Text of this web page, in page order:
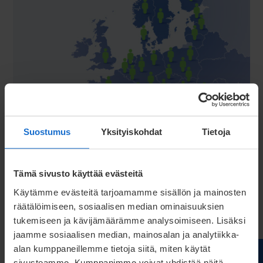
Suostumus Yksityiskohdat Tietoja
Tämä sivusto käyttää evästeitä
Käytämme evästeitä tarjoamamme sisällön ja mainosten
räätälöimiseen, sosiaalisen median ominaisuuksien
tukemiseen ja kävijämäärämme analysoimiseen. Lisäksi
jaamme sosiaalisen median, mainosalan ja analytiikka-
alan kumppaneillemme tietoja siitä, miten käytät
Tehtaan tarkkaa sijaintia vielä pohditaan ja myös
päätökseen. Millaisia suunnitelmia Teillä on ja miten
voisimme olla Teille entistä paremmin avuksi?
Millaista teknologiaa ja lisäpalveluita kaipaisitte?
Mikä olisi hyvä sijainti uudelle tehtaallemme?
Me kannustamme asiakkaitamme ottamaan meidät